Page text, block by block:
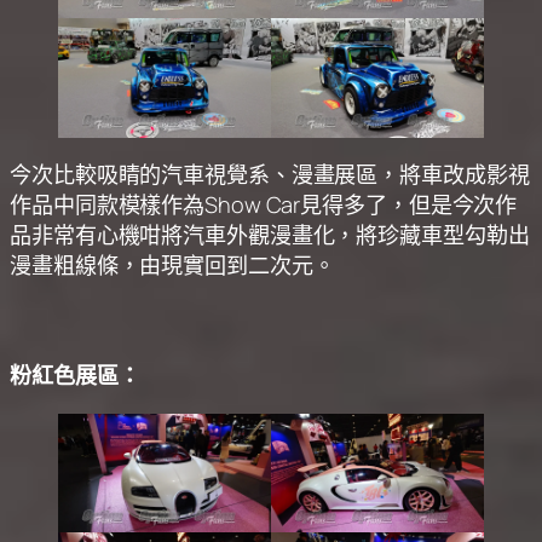
今次比較吸睛的汽車視覺系、漫畫展區，將車改成影視
作品中同款模樣作為Show Car見得多了，但是今次作
品非常有心機咁將汽車外觀漫畫化，將珍藏車型勾勒出
漫畫粗線條，由現實回到二次元。
粉紅色展區：